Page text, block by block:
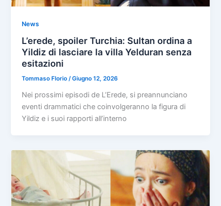
News
L’erede, spoiler Turchia: Sultan ordina a
Yildiz di lasciare la villa Yelduran senza
esitazioni
Tommaso Florio/Giugno 12, 2026
Nei prossimi episodi de L’Erede, si preannunciano
eventi drammatici che coinvolgeranno la figura di
Yildiz e i suoi rapporti all’interno